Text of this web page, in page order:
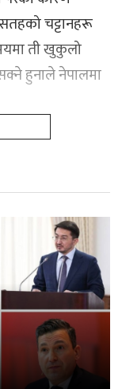
चट्टानहरू
ती खुकुलो
हुनाले नेपालमा